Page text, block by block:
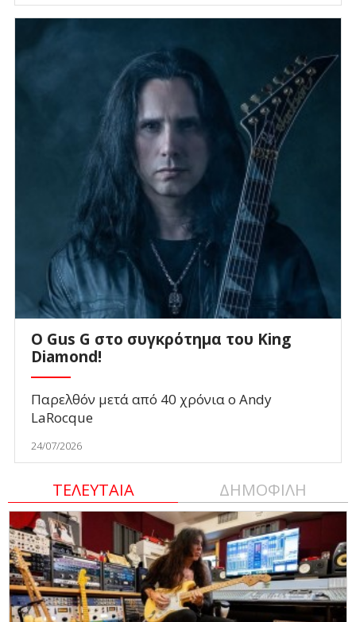
O Gus G στο συγκρότημα του King
Diamond!
Παρελθόν μετά από 40 χρόνια ο Andy
LaRocque
24/07/2026
ΤΕΛΕΥΤΑΙΑ ΔΗΜΟΦΙΛΗ